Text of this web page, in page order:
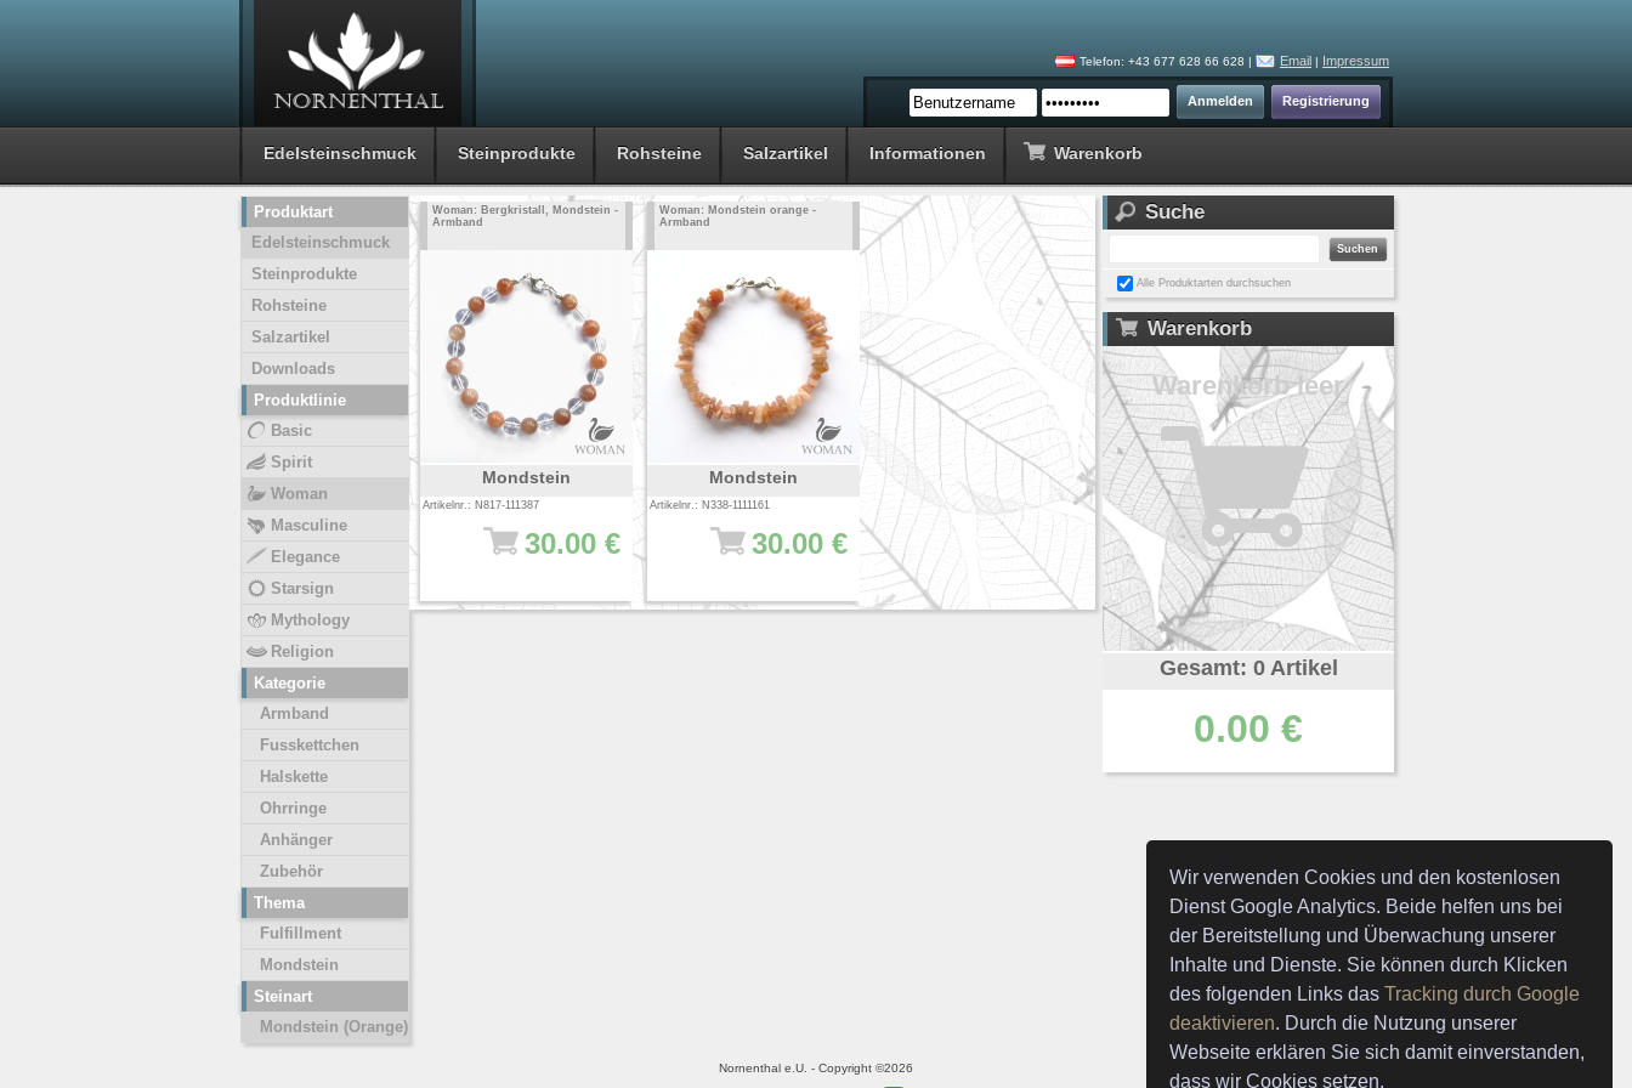
Wir verwenden Cookies und den kostenlosen
Dienst Google Analytics. Beide helfen uns bei
der Bereitstellung und Überwachung unserer
Inhalte und Dienste. Sie können durch Klicken
des folgenden Links dasTracking durch Google
deaktivieren. Durch die Nutzung unserer
Webseite erklären Sie sich damit einverstanden,
dass wir Cookies setzen.
Telefon: +43 677 628 66 628 | Email | Impressum
Edelsteinschmuck Steinprodukte Rohsteine Salzartikel Informationen Warenkorb
Woman: Bergkristall, Mondstein -
Armband
Mondstein
Artikelnr.: N817-111387
30.00 €
Woman: Mondstein orange -
Armband
Mondstein
Artikelnr.: N338-1111161
30.00 €
Produktart
Edelsteinschmuck
Steinprodukte
Rohsteine
Salzartikel
Downloads
Produktlinie
Basic
Spirit
Woman
Masculine
Elegance
Starsign
Mythology
Religion
Kategorie
Armband
Fusskettchen
Halskette
Ohrringe
Anhänger
Zubehör
Thema
Fulfillment
Mondstein
Steinart
Mondstein (Orange)
Suche
Alle Produktarten durchsuchen
Warenkorb
Warenkorb leer
Gesamt: 0 Artikel
0.00 €
Nornenthal e.U. - Copyright ©2026